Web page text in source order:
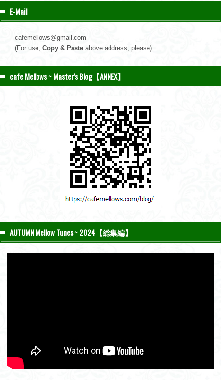
E-Mail
cafemellows@gmail.com
(For use, Copy & Paste above address, please)
cafe Mellows ~ Master’s Blog【ANNEX】
AUTUMN Mellow Tunes ~ 2024【総集編】